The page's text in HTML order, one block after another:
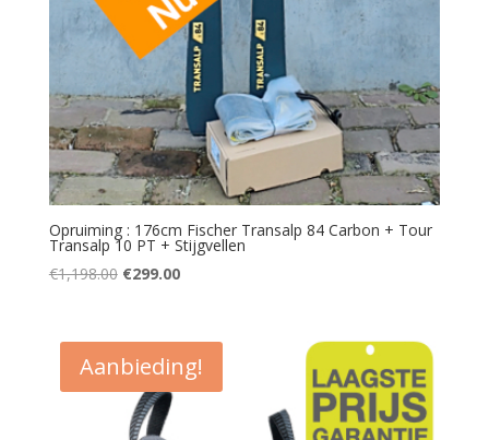
Opruiming : 176cm Fischer Transalp 84 Carbon + Tour
Transalp 10 PT + Stijgvellen
€1,198.00 Oorspronkelijke
€1,198.00.
€299.00Huidige
€299.00.
Aanbieding!